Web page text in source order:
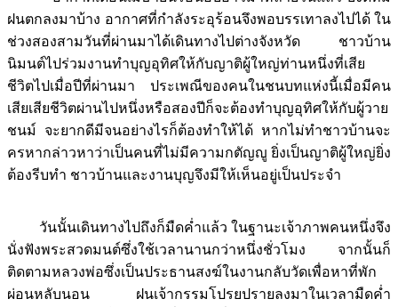
ฝนตกลงมาบ้าง อากาศที่กำลังระอุร้อนจึงพอบรรเทาลงไปได้ ใน
ช่วงสองสามวันที่ผ่านมาได้เดินทางไปต่างจังหวัด ชาวบ้าน
นิมนต์ไปร่วมงานทำบุญอุทิศให้กับญาติผู้ใหญ่ท่านหนึ่งที่เสีย
ชีวิตไปเมื่อปีที่ผ่านมา ประเพณีของคนในชนบทแห่งนี้เมื่อมีคน
เสียเสียชีวิตผ่านไปหนึ่งหรือสองปีก็จะต้องทำบุญอุทิศให้กับผู้วาย
ชนม์ จะยากดีมีจนอย่างไรก็ต้องทำให้ได้ หากไม่ทำชาวบ้านจะ
ครหากล่าวหาว่าเป็นคนที่ไม่มีความกตัญญู ยิ่งเป็นญาติผู้ใหญ่ยิ่ง
ต้องรีบทำ ชาวบ้านและงานบุญจึงมีให้เห็นอยู่เป็นประจำ
วันนั้นเดินทางไปถึงก็มืดค่ำแล้ว ในฐานะเจ้าภาพคนหนึ่งจึง
นั่งฟังพระสวดมนต์ซึ่งใช้เวลานานกว่าหนึ่งชั่วโมง จากนั้นก็
ติดตามหลวงพ่อซึ่งเป็นประธานสงฆ์ในงานกลับวัดเพื่อหาที่พัก
ผ่อนหลับนอน ฝนเจ้ากรรมโปรยปรายลงมาในเวลามืดค่ำ